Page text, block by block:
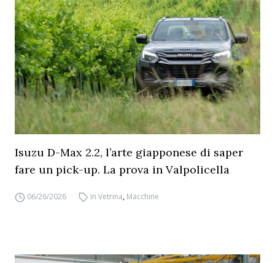
Isuzu D-Max 2.2, l’arte giapponese di saper
fare un pick-up. La prova in Valpolicella
06/26/2026 In Vetrina, Macchine